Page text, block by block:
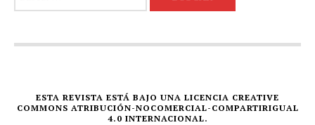
ESTA REVISTA ESTÁ BAJO UNA LICENCIA CREATIVE
COMMONS ATRIBUCIÓN-NOCOMERCIAL-COMPARTIRIGUAL
4.0 INTERNACIONAL.